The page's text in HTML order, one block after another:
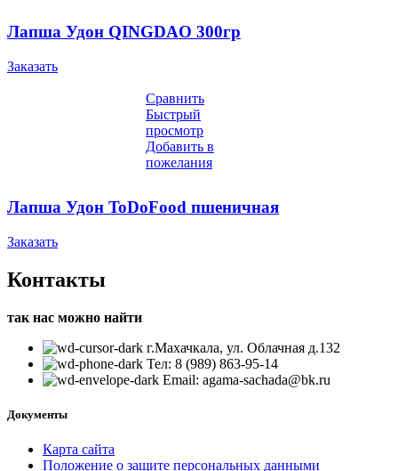
Лапша Удон QINGDAO 300гр
Заказать
Сравнить
Быстрый
просмотр
Добавить в
пожелания
Лапша Удон ToDoFood пшеничная
Заказать
Контакты
так нас можно найти
г.Махачкала, ул. Облачная д.132
Тел: 8 (989) 863-95-14
Email: agama-sachada@bk.ru
Документы
Карта сайта
Положение o защите персональных данными